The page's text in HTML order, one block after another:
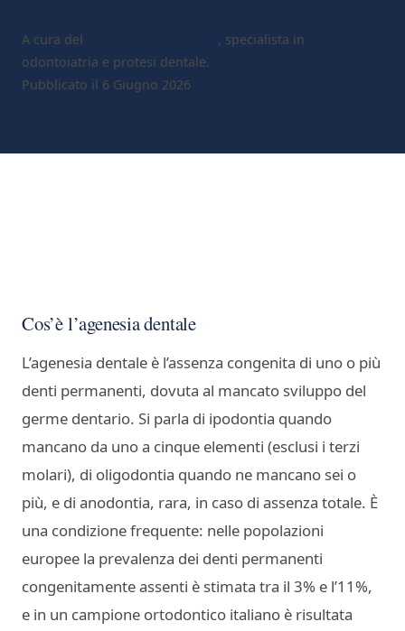
A cura del
, specialista in
odontoiatria e protesi dentale.
Pubblicato il 6 Giugno 2026
Cos’è l’agenesia dentale
L’agenesia dentale è l’assenza congenita di uno o più
denti permanenti, dovuta al mancato sviluppo del
germe dentario. Si parla di ipodontia quando
mancano da uno a cinque elementi (esclusi i terzi
molari), di oligodontia quando ne mancano sei o
più, e di anodontia, rara, in caso di assenza totale. È
una condizione frequente: nelle popolazioni
europee la prevalenza dei denti permanenti
congenitamente assenti è stimata tra il 3% e l’11%,
e in un campione ortodontico italiano è risultata